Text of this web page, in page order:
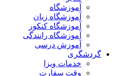
آموزشگاه
آموزشگاه زبان
آموزشگاه کنکور
آموزشگاه رانندگی
آموزش درسی
گردشگری
خدمات ویزا
وقت سفارت